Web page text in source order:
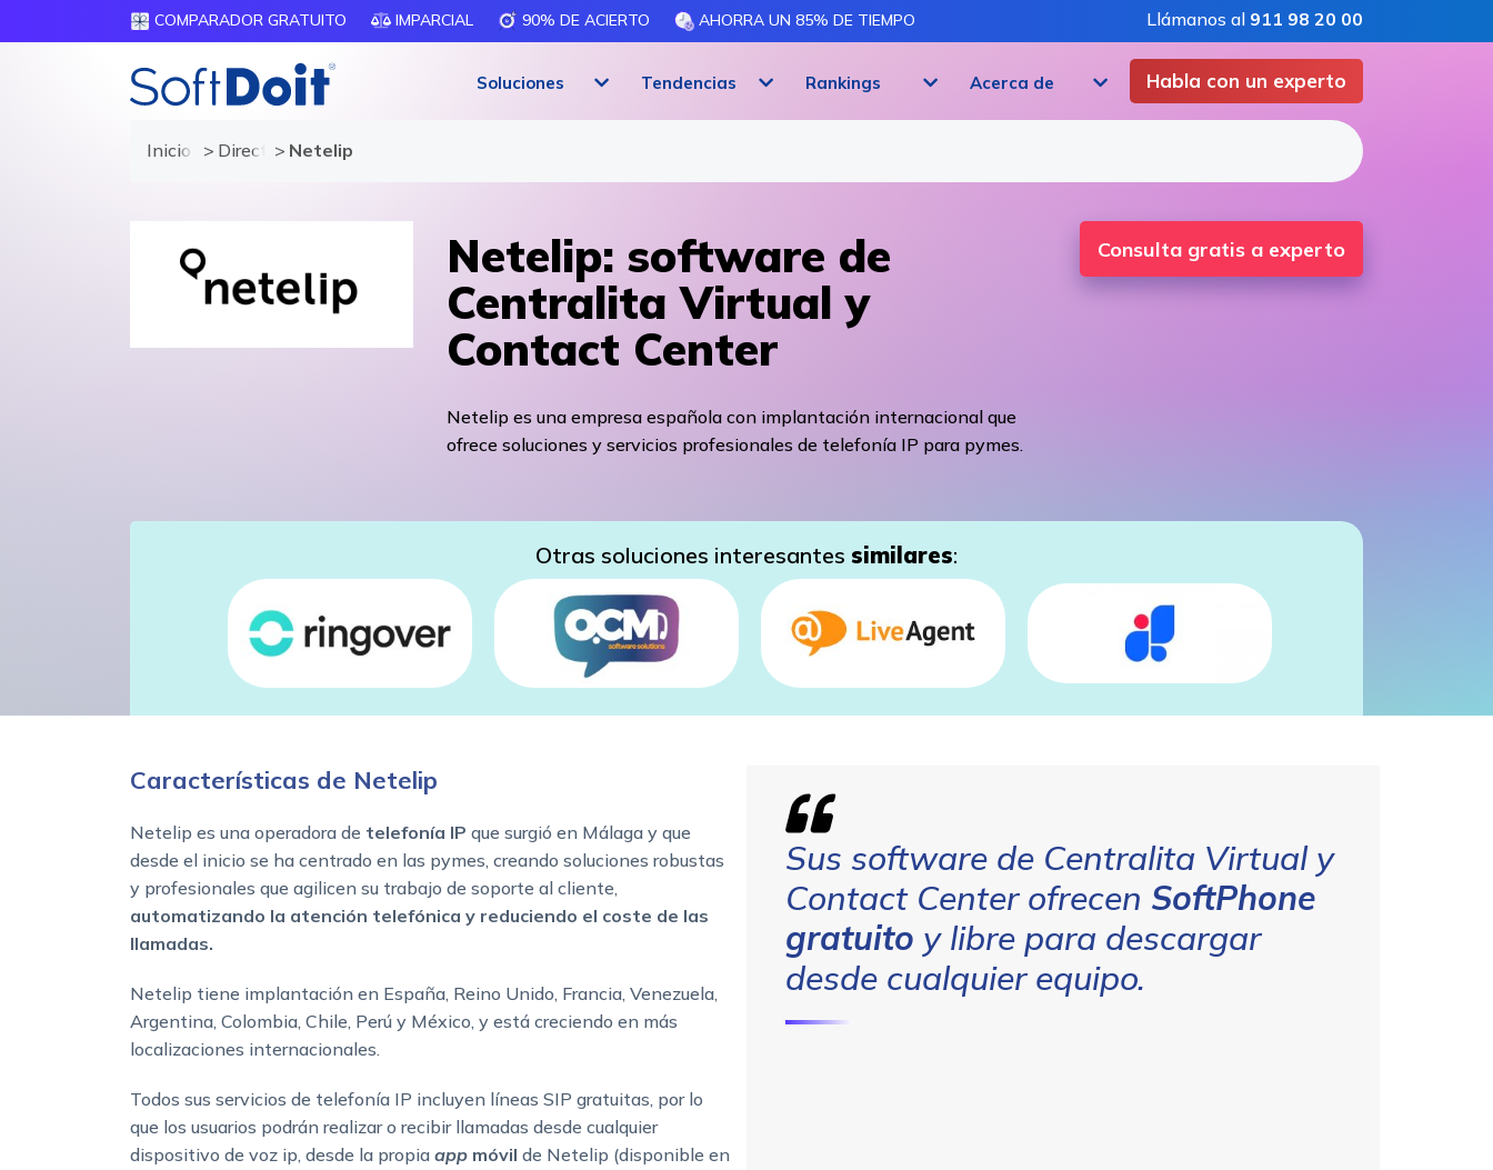
COMPARADOR GRATUITO IMPARCIAL 90% DE ACIERTO AHORRA UN 85% DE TIEMPO Llámanos al 911 98 20 00
Habla con un experto
Soluciones Tendencias Rankings Acerca de
Inicio Directorio de proveedores
Netelip
Netelip: software de
Centralita Virtual y
Contact Center
Netelip es una empresa española con implantación internacional que
ofrece soluciones y servicios profesionales de telefonía IP para pymes.
Consulta gratis a experto
Otras soluciones interesantes similares:
Características de Netelip
Netelip es una operadora de telefonía IP que surgió en Málaga y que
desde el inicio se ha centrado en las pymes, creando soluciones robustas
y profesionales que agilicen su trabajo de soporte al cliente,
automatizando la atención telefónica y reduciendo el coste de las
llamadas.
Netelip tiene implantación en España, Reino Unido, Francia, Venezuela,
Argentina, Colombia, Chile, Perú y México, y está creciendo en más
localizaciones internacionales.
Todos sus servicios de telefonía IP incluyen líneas SIP gratuitas, por lo
que los usuarios podrán realizar o recibir llamadas desde cualquier
dispositivo de voz ip, desde la propia app móvil de Netelip (disponible en
Sus software de Centralita Virtual y
Contact Center ofrecen SoftPhone
gratuito y libre para descargar
desde cualquier equipo.